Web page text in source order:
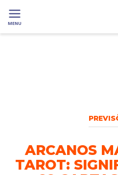
MENU
ARCANOS
TAROT: